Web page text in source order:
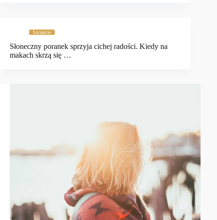
Szczęście
Słoneczny poranek sprzyja cichej radości. Kiedy na
makach skrzą się …